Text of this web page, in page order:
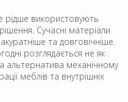
рідше використовують
Сучасні матеріали
та довговічніше.
розглядається не як
альтернатива механічному
меблів та внутрішніх